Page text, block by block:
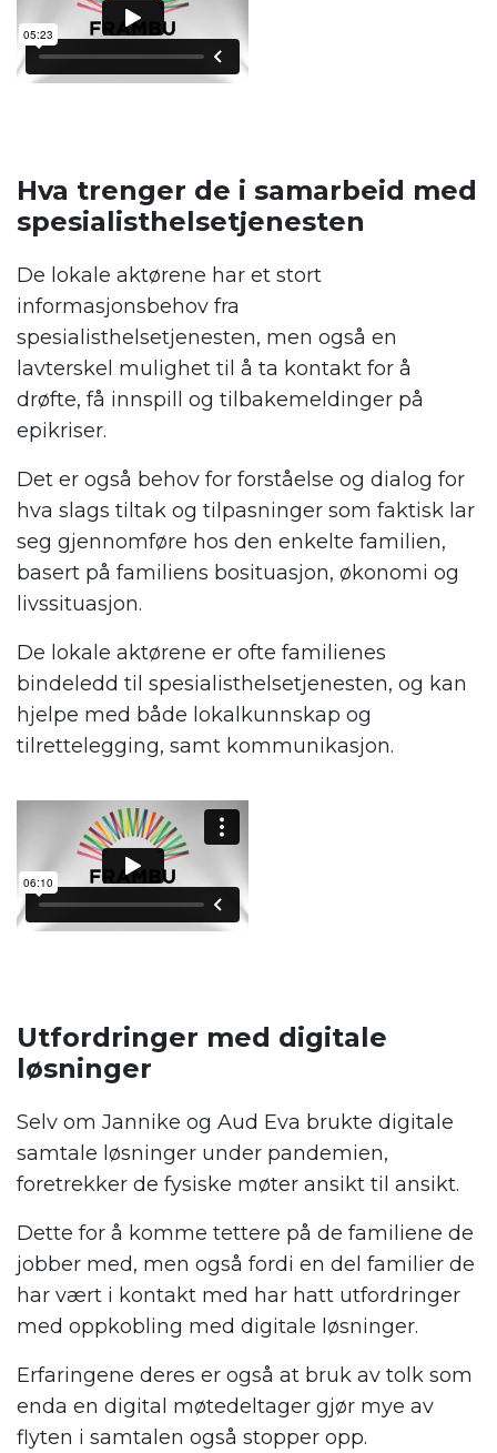
Hva trenger de i samarbeid med
spesialisthelsetjenesten
De lokale aktørene har et stort
informasjonsbehov fra
spesialisthelsetjenesten, men også en
lavterskel mulighet til å ta kontakt for å
drøfte, få innspill og tilbakemeldinger på
epikriser.
Det er også behov for forståelse og dialog for
hva slags tiltak og tilpasninger som faktisk lar
seg gjennomføre hos den enkelte familien,
basert på familiens bosituasjon, økonomi og
livssituasjon.
De lokale aktørene er ofte familienes
bindeledd til spesialisthelsetjenesten, og kan
hjelpe med både lokalkunnskap og
tilrettelegging, samt kommunikasjon.
Utfordringer med digitale
løsninger
Selv om Jannike og Aud Eva brukte digitale
samtale løsninger under pandemien,
foretrekker de fysiske møter ansikt til ansikt.
Dette for å komme tettere på de familiene de
jobber med, men også fordi en del familier de
har vært i kontakt med har hatt utfordringer
med oppkobling med digitale løsninger.
Erfaringene deres er også at bruk av tolk som
enda en digital møtedeltager gjør mye av
flyten i samtalen også stopper opp.